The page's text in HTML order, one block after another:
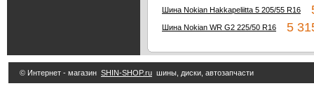
Шина Nokian Hakkapeliitta 5 205/55 R16
Шина Nokian WR G2 225/50 R16 5
© Интернет - магазин SHIN-SHOP.ru шины, диски, автозапчасти